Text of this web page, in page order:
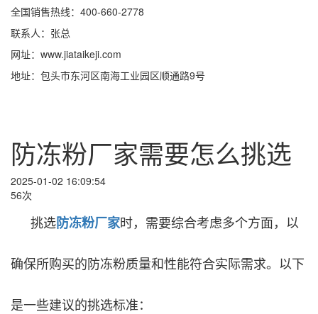
全国销售热线：400-660-2778
联系人：张总
网址：www.jiataikeji.com
地址：包头市东河区南海工业园区顺通路9号
防冻粉厂家需要怎么挑选
2025-01-02 16:09:54
56次
挑选防冻粉厂家时，需要综合考虑多个方面，以
确保所购买的防冻粉质量和性能符合实际需求。以下
是一些建议的挑选标准：